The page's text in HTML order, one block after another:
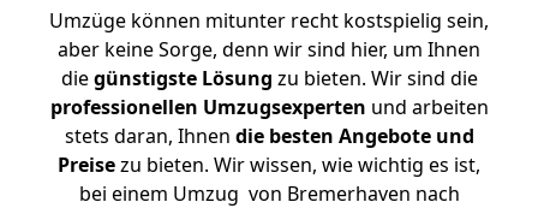
Umzüge können mitunter recht kostspielig sein,
aber keine Sorge, denn wir sind hier, um Ihnen
diegünstigste Lösung zu bieten. Wir sind die
professionellen Umzugsexperten und arbeiten
stets daran, Ihnen die besten Angebote und
Preisezu bieten. Wir wissen, wie wichtig es ist,
bei einem Umzug von Bremerhaven nach